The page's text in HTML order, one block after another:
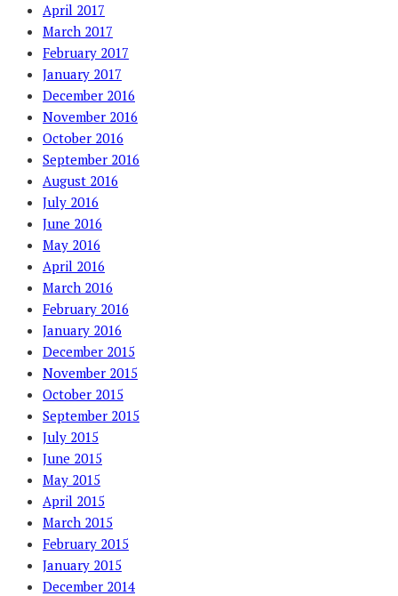
April 2017
March 2017
February 2017
January 2017
December 2016
November 2016
October 2016
September 2016
August 2016
July 2016
June 2016
May 2016
April 2016
March 2016
February 2016
January 2016
December 2015
November 2015
October 2015
September 2015
July 2015
June 2015
May 2015
April 2015
March 2015
February 2015
January 2015
December 2014